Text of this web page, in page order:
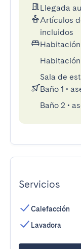
Llegada
Artículos
incluidos
Habitación
Sala de
Baño 1 •
Baño 2 •
Servicios
Calefacción
Lavadora